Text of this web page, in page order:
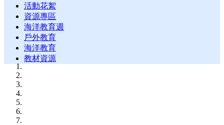
活動花絮
資源專區
海洋教育週
戶外教育
海洋教育
教材資源